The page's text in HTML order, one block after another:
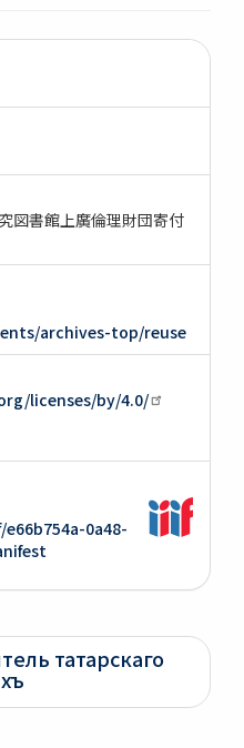
図書館上廣倫理財団寄付
archives-top/reuse
licenses/by/4.0/
0a48-
татарскаго